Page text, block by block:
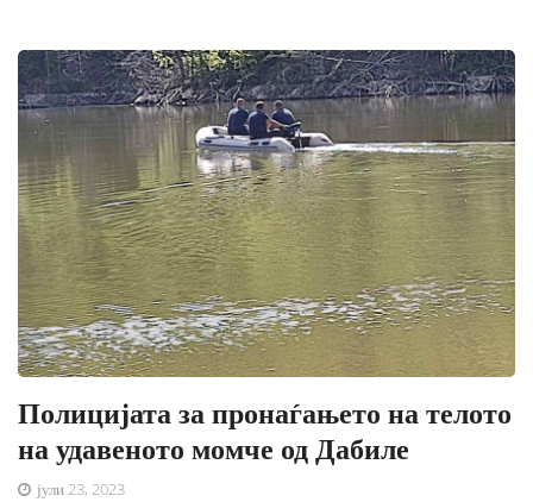
Полицијата за пронаѓањето на телото
на удавеното момче од Дабиле
јули 23, 2023